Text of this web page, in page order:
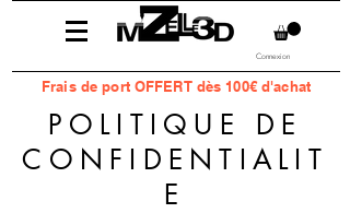
Connexion
Fraisde port OFFERT dès 100€ d'achat
POLITIQUE DE
CONFIDENTIALIT
E